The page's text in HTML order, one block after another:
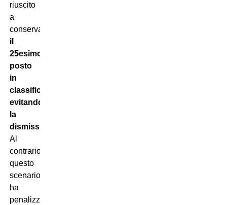
riuscito
a
conservare
il
25esimo
posto
in
classifica
evitando
la
dismissione
Al
contrario,
questo
scenario
ha
penalizzato